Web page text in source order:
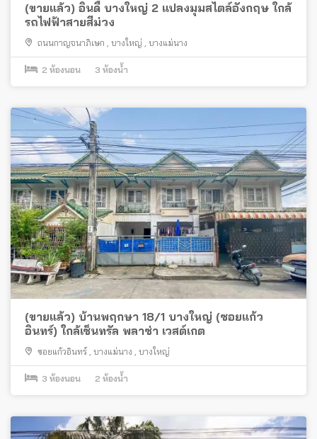
(ขายแล้ว) อินดี้ บางใหญ่ 2 แปลงมุมสไตล์อังกฤษ ใกล้
รถไฟฟ้าสายสีม่วง
ถนนกาญจนาภิเษก , บางใหญ่ , บางแม่นาง
2 ห้องนอน 3 ห้องน้ำ
(ขายแล้ว) บ้านพฤกษา 18/1 บางใหญ่ (ซอยแก้ว
อินทร์) ใกล้เซ็นทรัล พลาซ่า เวสต์เกต
ซอยแก้วอินทร์ , บางแม่นาง , บางใหญ่
3 ห้องนอน 2 ห้องน้ำ